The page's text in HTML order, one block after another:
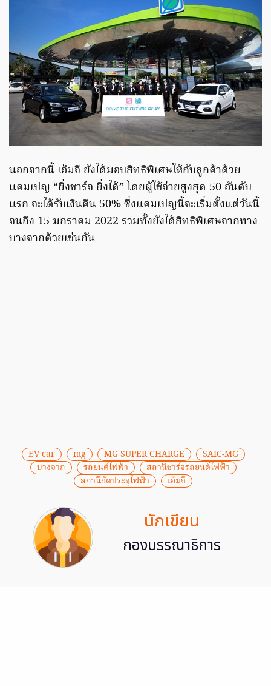
นอกจากนี้ เอ็มจี ยังได้มอบสิทธิพิเศษให้กับลูกค้าด้วย
แคมเปญ “ยิ่งชาร์จ ยิ่งได้” โดยผู้ใช้จ่ายสูงสุด 50 อันดับ
แรก จะได้รับเงินคืน 50% ซึ่งแคมเปญนี้จะเริ่มตั้งแต่วันนี้
จนถึง 15 มกราคม 2022 รวมทั้งยังได้สิทธิพิเศษจากทาง
บางจากด้วยเช่นกัน
EV car mg MG SUPER CHARGE
SAIC-MG
บางจาก
รถยนต์ไฟฟ้า
สถานีชาร์จรถยนต์ไฟฟ้า
สถานีอัดประจุไฟฟ้า
เอ็มจี
นักเขียน
กองบรรณาธิการ